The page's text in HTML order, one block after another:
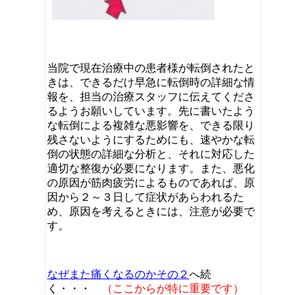
当院で現在治療中の患者様が転倒されたと
きは、できるだけ早急に転倒時の詳細な情
報を、担当の治療スタッフに伝えてくださ
るようお願いしています。先に書いたよう
な転倒による複雑な悪影響を、できる限り
残さないようにするためにも、速やかな転
倒の状態の詳細な分析と、それに対応した
適切な整復が必要になります。また、悪化
の原因が筋肉疲労によるものであれば、原
因から２～３日して症状があらわれるた
め、原因を考えるときには、注意が必要で
す。
なぜまた痛くなるのかその２ へ続
く・・・
（ここからが特に重要です）